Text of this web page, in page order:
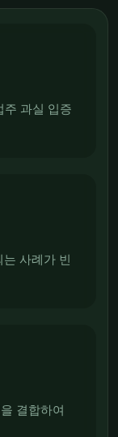
주 과실 입증
사례가 빈
결합하여